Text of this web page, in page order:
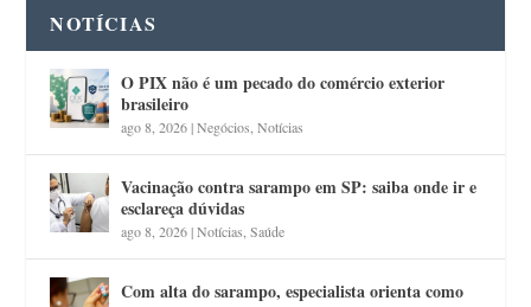
NOTÍCIAS
O PIX não é um pecado do comércio exterior
brasileiro
ago 8, 2026|Negócios ,Notícias
Vacinação contra sarampo em SP: saiba onde ir e
esclareça dúvidas
ago 8, 2026|Notícias ,Saúde
Com alta do sarampo, especialista orienta como